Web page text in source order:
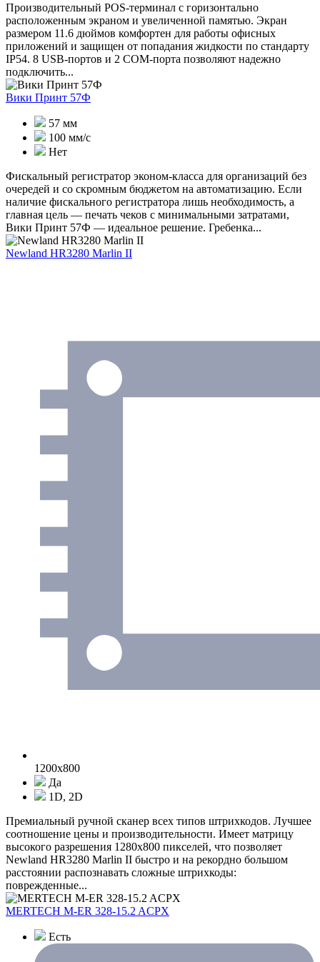
Производительный POS-терминал с горизонтально
расположенным экраном и увеличенной памятью. Экран
размером 11.6 дюймов комфортен для работы офисных
приложений и защищен от попадания жидкости по стандарту
IP54. 8 USB-портов и 2 COM-порта позволяют надежно
подключить...
Вики Принт 57Ф
57 мм
100 мм/с
Нет
Фискальный регистратор эконом-класса для организаций без
очередей и со скромным бюджетом на автоматизацию. Если
наличие фискального регистратора лишь необходимость, а
главная цель — печать чеков с минимальными затратами,
Вики Принт 57Ф — идеальное решение. Гребенка...
Newland HR3280 Marlin II
1200x800
Да
1D, 2D
Премиальный ручной сканер всех типов штрихкодов. Лучшее
соотношение цены и производительности. Имеет матрицу
высокого разрешения 1280x800 пикселей, что позволяет
Newland HR3280 Marlin II быстро и на рекордно большом
расстоянии распознавать сложные штрихкоды:
поврежденные...
MERTECH M-ER 328-15.2 ACPX
Есть